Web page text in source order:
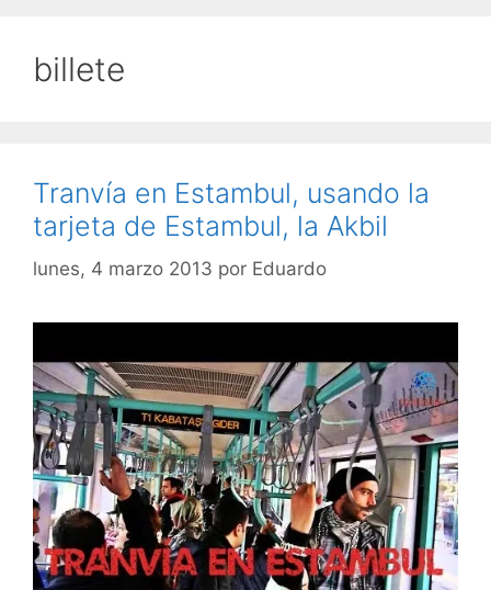
billete
Tranvía en Estambul, usando la
tarjeta de Estambul, la Akbil
lunes, 4 marzo 2013 por Eduardo